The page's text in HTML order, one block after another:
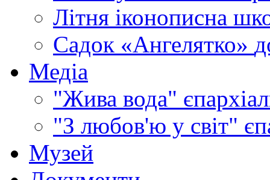
Літня іконописна
Садок «Ангелятко»
Медіа
"Жива вода"
"З любов'ю у світ"
Музей